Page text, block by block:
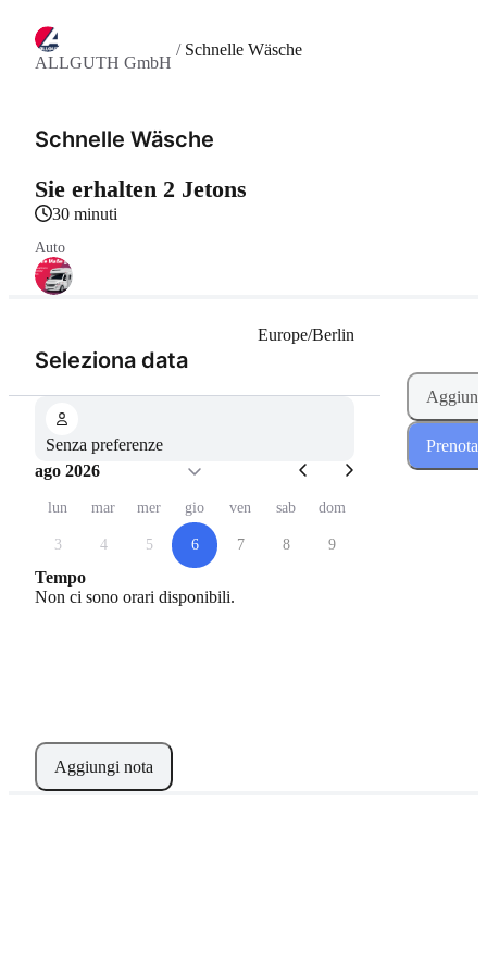
ALLGUTH GmbH
/ Schnelle Wäsche
Schnelle Wäsche
Sie erhalten 2 Jetons
30 minuti
Auto
Seleziona data(Passo 1 di 2)
Europe/Berlin
Senza preferenze
ago 2026
lun mar mer gio ven sab dom
3 4 5 6 7 8 9
Tempo
Non ci sono orari disponibili.
Aggiungi nota
Prenota